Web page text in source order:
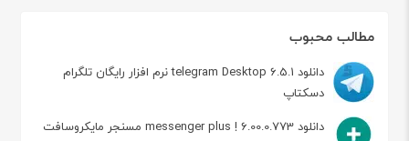
مطالب محبوب
دانلود telegram Desktop 6.5.1 نرم افزار رایگان تلگرام
دسکتاپ
دانلود messenger plus ! 6.00.0.773 مسنجر مایکروسافت